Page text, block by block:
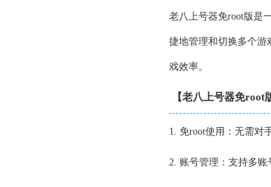
老八上号器免root版是
捷地管理和切换多个游
戏效率。
【老八上号器免root
1. 免root使用：无需对
2. 账号管理：支持多账